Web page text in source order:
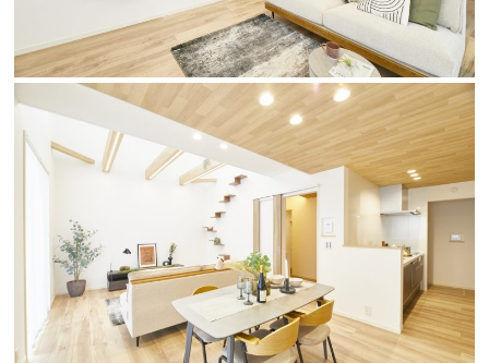
検査・アフターメンテナンス
家づくりのスケジュール
店舗紹介
スタッフブログ ZEH普及目標
プライバシー
ポリシー
ソーシャルメディアポリ
シー